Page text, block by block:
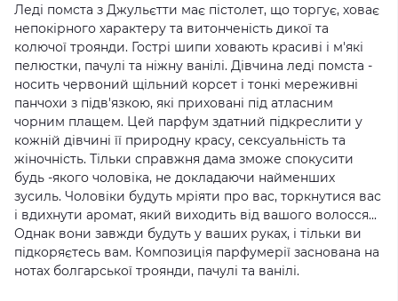
Леді помста з Джульєтти має пістолет, що торгує, ховає
непокірного характеру та витонченість дикої та
колючої троянди. Гострі шипи ховають красиві і м'які
пелюстки, пачулі та ніжну ванілі. Дівчина леді помста -
носить червоний щільний корсет і тонкі мереживні
панчохи з підв'язкою, які приховані під атласним
чорним плащем. Цей парфум здатний підкреслити у
кожній дівчині її природну красу, сексуальність та
жіночність. Тільки справжня дама зможе спокусити
будь -якого чоловіка, не докладаючи найменших
зусиль. Чоловіки будуть мріяти про вас, торкнутися вас
і вдихнути аромат, який виходить від вашого волосся...
Однак вони завжди будуть у ваших руках, і тільки ви
підкоряєтесь вам. Композиція парфумерії заснована на
нотах болгарської троянди, пачулі та ванілі.